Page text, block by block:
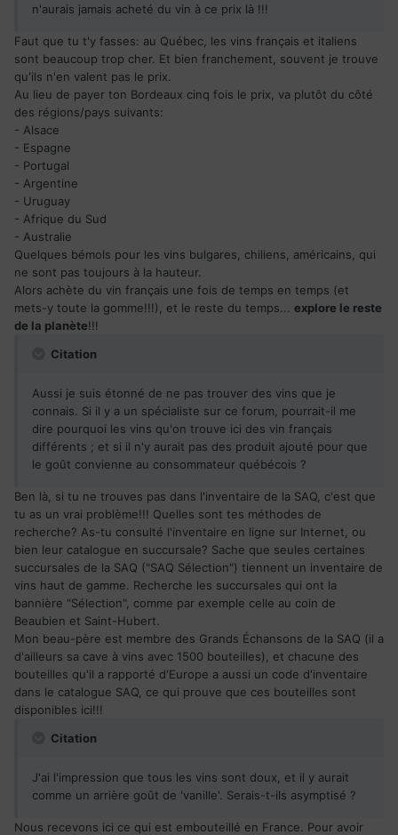
n'aurais jamais acheté du vin à ce prix là !!!
Faut que tu t'y fasses: au Québec, les vins français et italiens
sont beaucoup trop cher. Et bien franchement, souvent je trouve
qu'ils n'en valent pas le prix.
Au lieu de payer ton Bordeaux cinq fois le prix, va plutôt du côté
des régions/pays suivants:
- Alsace
- Espagne
- Portugal
- Argentine
- Uruguay
- Afrique du Sud
- Australie
Quelques bémols pour les vins bulgares, chiliens, américains, qui
ne sont pas toujours à la hauteur.
Alors achète du vin français une fois de temps en temps (et
mets-y toute la gomme!!!), et le reste du temps... explore le reste
de la planète!!!
Citation
Aussi je suis étonné de ne pas trouver des vins que je
connais. Si il y a un spécialiste sur ce forum, pourrait-il me
dire pourquoi les vins qu'on trouve ici des vin français
différents ; et si il n'y aurait pas des produit ajouté pour que
le goût convienne au consommateur québécois ?
Ben là, si tu ne trouves pas dans l'inventaire de la SAQ, c'est que
tu as un vrai problème!!! Quelles sont tes méthodes de
recherche? As-tu consulté l'inventaire en ligne sur Internet, ou
bien leur catalogue en succursale? Sache que seules certaines
succursales de la SAQ ("SAQ Sélection") tiennent un inventaire de
vins haut de gamme. Recherche les succursales qui ont la
bannière "Sélection", comme par exemple celle au coin de
Beaubien et Saint-Hubert.
Mon beau-père est membre des Grands Échansons de la SAQ (il a
d'ailleurs sa cave à vins avec 1500 bouteilles), et chacune des
bouteilles qu'il a rapporté d'Europe a aussi un code d'inventaire
dans le catalogue SAQ, ce qui prouve que ces bouteilles sont
disponibles ici!!!
Citation
J'ai l'impression que tous les vins sont doux, et il y aurait
comme un arrière goût de 'vanille'. Serais-t-ils asymptisé ?
Nous recevons ici ce qui est embouteillé en France. Pour avoir